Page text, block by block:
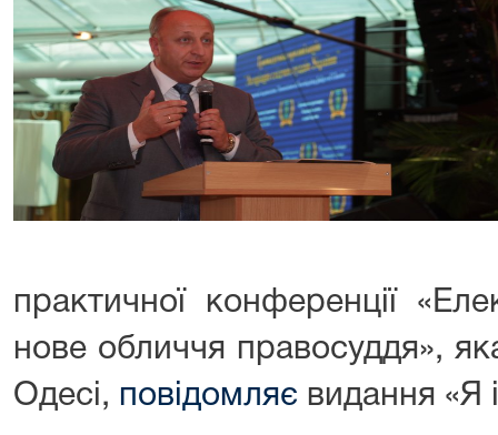
практичної конференції
нове обличчя правосуддя»,
Одесі, повідомляє видання «Я